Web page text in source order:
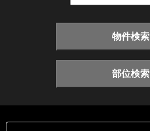
物件検索
部位検索